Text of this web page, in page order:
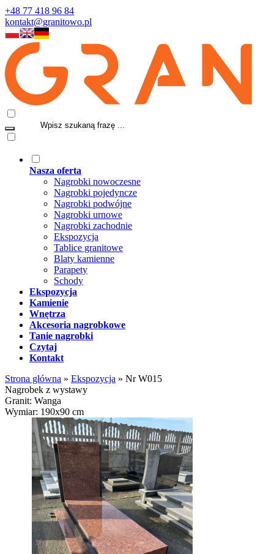
+48 77 418 96 84
kontakt@granitowo.pl
Nasza oferta
Nagrobki nowoczesne
Nagrobki pojedyncze
Nagrobki podwójne
Nagrobki urnowe
Nagrobki zachodnie
Ekspozycja
Tablice granitowe
Blaty kamienne
Parapety
Schody
Ekspozycja
Kamienie
Wnętrza
Akcesoria nagrobkowe
Tanie nagrobki
Czytaj
Kontakt
Strona główna » Ekspozycja » Nr W015
Nagrobek z wystawy
Granit: Wanga
Wymiar: 190x90 cm